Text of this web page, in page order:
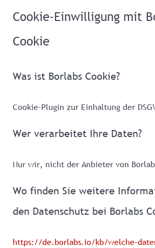
Cookie-Einwilligung mit
Cookie
Was ist Borlabs Cookie?
Cookie-Plugin zur Einhaltung der
Wer verarbeitet Ihre Daten?
Nur wir, nicht der Anbieter von
Wo finden Sie weitere
den Datenschutz bei Borlabs
https://de.borlabs.io/kb/welche-